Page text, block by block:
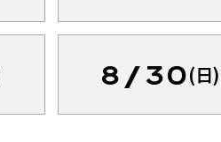
8/30(日)